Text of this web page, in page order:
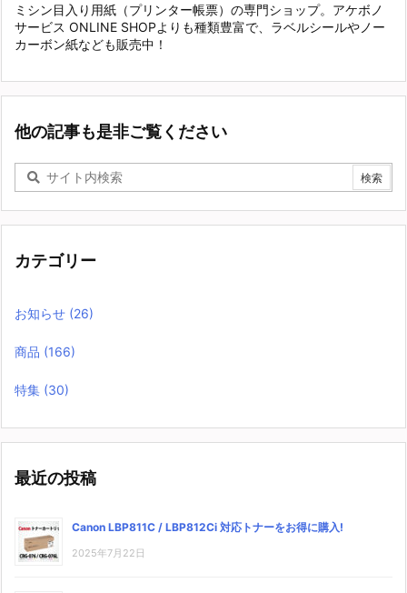
ミシン目入り用紙（プリンター帳票）の専門ショップ。アケボノ
サービス ONLINE SHOPよりも種類豊富で、ラベルシールやノー
カーボン紙なども販売中！
他の記事も是非ご覧ください
カテゴリー
お知らせ (26)
商品 (166)
特集 (30)
最近の投稿
Canon LBP811C / LBP812Ci 対応トナーをお得に購入!
2025年7月22日